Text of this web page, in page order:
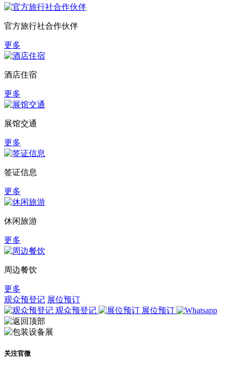
官方旅行社合作伙伴
更多
酒店住宿
更多
展馆交通
更多
签证信息
更多
休闲旅游
更多
周边餐饮
更多
观众预登记 展位预订
观众预登记
展位预订
关注官微